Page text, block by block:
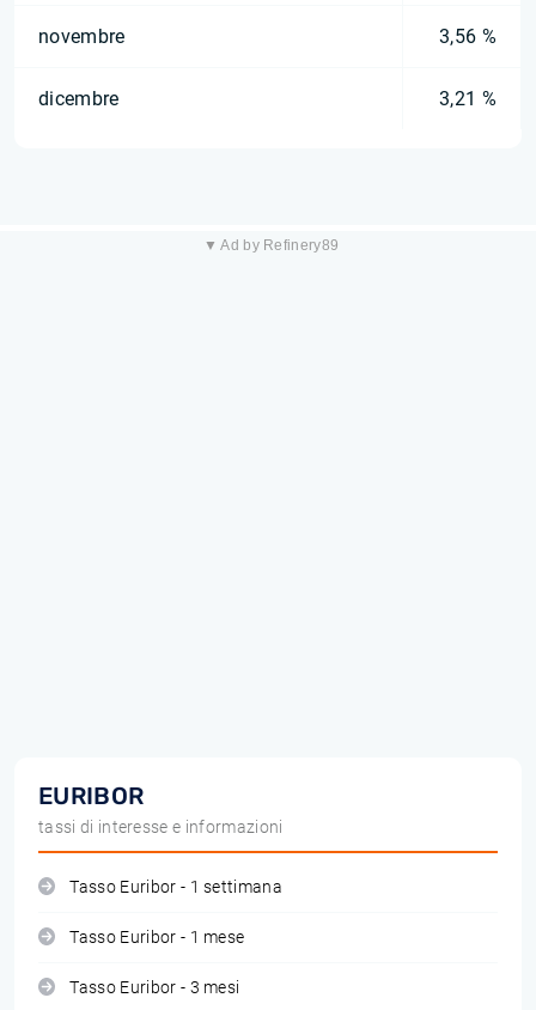
novembre 3,56 %
dicembre 3,21 %
▼ Ad by Refinery89
EURIBOR
tassi di interesse e informazioni
Tasso Euribor - 1 settimana
Tasso Euribor - 1 mese
Tasso Euribor - 3 mesi